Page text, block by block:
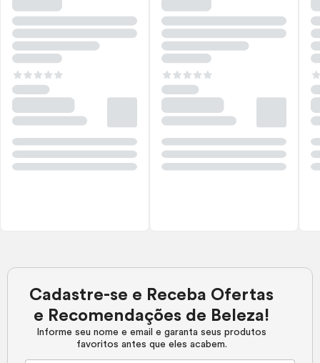
Cadastre-se e Receba Ofertas
e Recomendações de Beleza!
Informe seu nome e email e garanta seus produtos
favoritos antes que eles acabem.